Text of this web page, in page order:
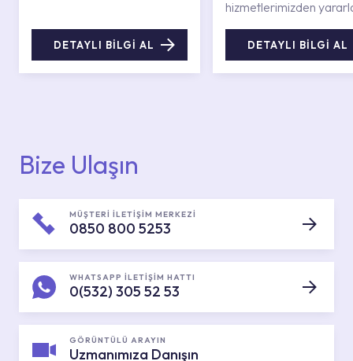
DETAYLI BİLGİ AL
hizmetlerimizden
DETAYLI BİLGİ AL
Bize Ulaşın
MÜŞTERİ İLETİŞİM MERKEZİ
0850 800 5253
WHATSAPP İLETİŞİM HATTI
0(532) 305 52 53
GÖRÜNTÜLÜ ARAYIN
Uzmanımıza Danışın